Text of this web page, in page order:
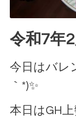
令和7年
今日はバレ
｀*)✨
本日はGH